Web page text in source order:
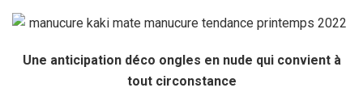
Une anticipation déco ongles en nude qui convient à
tout circonstance